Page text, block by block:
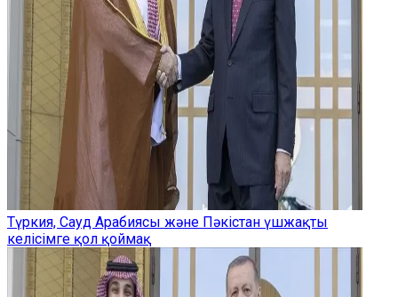
Түркия, Сауд Арабиясы және Пәкістан үшжақты
келісімге қол қоймақ